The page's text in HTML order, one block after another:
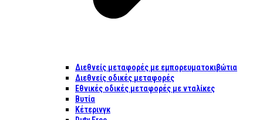
Διεθνείς μεταφορές με εμπορευματοκιβώτια
Διεθνείς οδικές μεταφορές
Εθνικές οδικές μεταφορές με νταλίκες
Βυτία
Κέτερινγκ